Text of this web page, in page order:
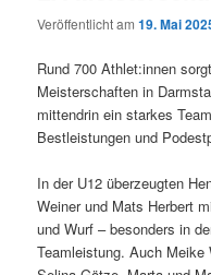
Veröffentlicht am19. Mai
Rund 700 Athlet:innen
Meisterschaften in
mittendrin ein starkes
Bestleistungen und
In der U12 überzeugten
Weiner und Mats Herbert
und Wurf – besonders in
Teamleistung. Auch